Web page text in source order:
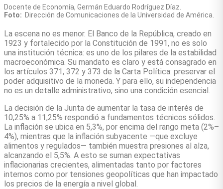
Docente de Economía, Germán Eduardo Rodríguez Díaz.
Foto: Dirección de Comunicaciones de la Universidad de América.
La escena no es menor. El Banco de la República, creado en
1923 y fortalecido por la Constitución de 1991, no es solo
una institución técnica: es uno de los pilares de la estabilidad
macroeconómica. Su mandato es claro y está consagrado en
los artículos 371, 372 y 373 de la Carta Política: preservar el
poder adquisitivo de la moneda. Y para ello, su independencia
no es un detalle administrativo, sino una condición esencial.
La decisión de la Junta de aumentar la tasa de interés de
10,25% a 11,25% respondió a fundamentos técnicos sólidos.
La inflación se ubica en 5,3%, por encima del rango meta (2%–
4%), mientras que la inflación subyacente —que excluye
alimentos y regulados— también muestra presiones al alza,
alcanzando el 5,5%. A esto se suman expectativas
inflacionarias crecientes, alimentadas tanto por factores
internos como por tensiones geopolíticas que han impactado
los precios de la energía a nivel global.